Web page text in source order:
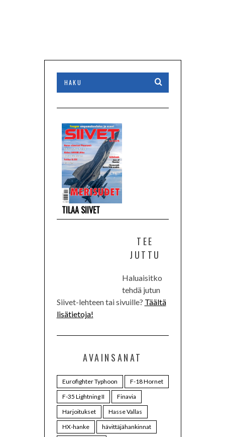
TILAA SIIVET
TEE
JUTTU
Haluaisitko
tehdä jutun
Siivet-lehteen tai sivuille? Täältä
lisätietoja!
AVAINSANAT
Eurofighter Typhoon
F-18 Hornet
F-35 Lightning II
Finavia
Harjoitukset
Hasse Vallas
HX-hanke
hävittäjähankinnat